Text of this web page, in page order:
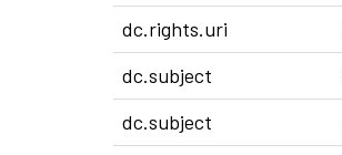
dc.rights.uri
dc.subject
dc.subject